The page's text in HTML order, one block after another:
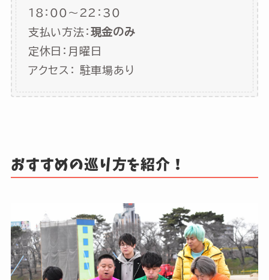
18：00～22：30
支払い方法： 現金のみ
定休日：月曜日
アクセス： 駐車場あり
おすすめの巡り方を紹介！